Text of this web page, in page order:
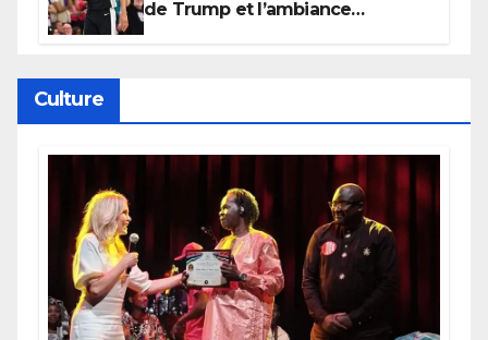
de Trump et l’ambiance
Culture